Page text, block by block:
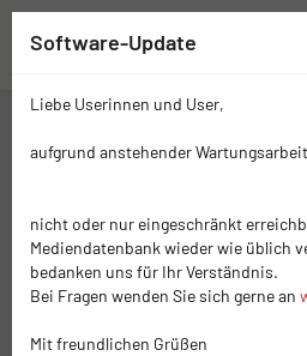
Versorgung- 7 Medien
Miniaturansicht × 24
Software-Update
Liebe Userinnen und User,
aufgrund anstehender
nicht oder nur eingeschränkt
Mediendatenbank wieder wie üblich
bedanken uns für Ihr Verständnis.
Bei Fragen wenden Sie sich gerne an
Mit freundlichen Grüßen